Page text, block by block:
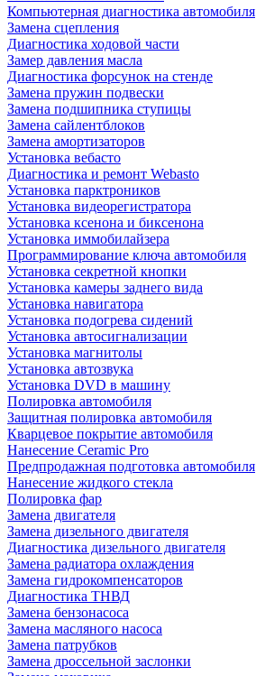
Компьютерная диагностика автомобиля
Замена сцепления
Диагностика ходовой части
Замер давления масла
Диагностика форсунок на стенде
Замена пружин подвески
Замена подшипника ступицы
Замена сайлентблоков
Замена амортизаторов
Установка вебасто
Диагностика и ремонт Webasto
Установка парктроников
Установка видеорегистратора
Установка ксенона и биксенона
Установка иммобилайзера
Программирование ключа автомобиля
Установка секретной кнопки
Установка камеры заднего вида
Установка навигатора
Установка подогрева сидений
Установка автосигнализации
Установка магнитолы
Установка автозвука
Установка DVD в машину
Полировка автомобиля
Защитная полировка автомобиля
Кварцевое покрытие автомобиля
Нанесение Ceramic Pro
Предпродажная подготовка автомобиля
Нанесение жидкого стекла
Полировка фар
Замена двигателя
Замена дизельного двигателя
Диагностика дизельного двигателя
Замена радиатора охлаждения
Замена гидрокомпенсаторов
Диагностика ТНВД
Замена бензонасоса
Замена масляного насоса
Замена патрубков
Замена дроссельной заслонки